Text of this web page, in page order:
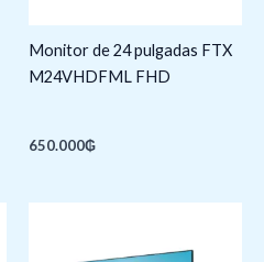
Monitor de 24 pulgadas FTX
M24VHDFML FHD
650.000₲